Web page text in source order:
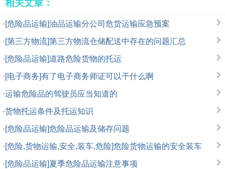
相关文章：
·[危险品运输]油品运输分公司危货运输应急预案
·[第三方物流]第三方物流仓储配送中存在的问题汇总
·[危险品运输]道路危险货物的托运
·[电子商务]有了电子商务师证可以干什么啊
·运输危险品的驾驶员应当知道的
·货物托运条件及托运知识
·[危险品运输]危险品运输及储存问题
·[危险,货物运输,安全,装车,危险]危险货物运输的安全装车
·[危险品运输]夏季危险品运输注意事项